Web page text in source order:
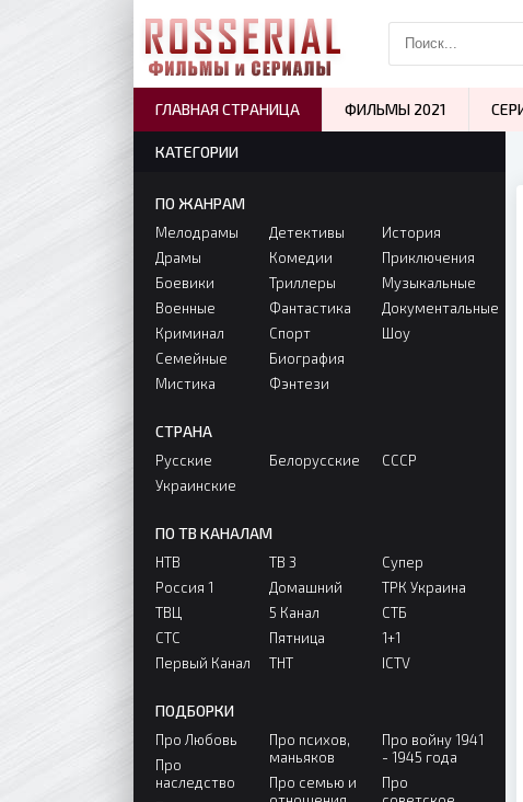
КАТЕГОРИИ
ПО ЖАНРАМ
Мелодрамы
Драмы
Боевики
Военные
Криминал
Семейные
Мистика
Детективы
Комедии
Триллеры
Фантастика
Спорт
Биография
Фэнтези
История
Приключения
Музыкальные
Документальные
Шоу
СТРАНА
Русские
Украинские
Белорусские СССР
ПО ТВ КАНАЛАМ
НТВ
Россия 1
ТВЦ
СТС
Первый Канал
ТВ 3
Домашний
5 Канал
Пятница
ТНТ
Супер
ТРК Украина
СТБ
1+1
ICTV
ПОДБОРКИ
Про Любовь
Про
наследство
Про психов,
маньяков
Про семью и
Про войну 1941
- 1945 года
Про
ГЛАВНАЯ СТРАНИЦА ФИЛЬМЫ 2021